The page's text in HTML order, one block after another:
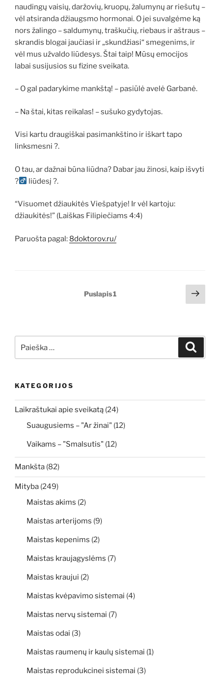
naudingų vaisių, daržovių, kruopų, žalumynų ar riešutų –
vėl atsiranda džiaugsmo hormonai. O jei suvalgėme ką
nors žalingo – saldumynų, traškučių, riebaus ir aštraus –
skrandis blogai jaučiasi ir „skundžiasi“ smegenims, ir
vėl mus užvaldo liūdesys. Štai taip! Mūsų emocijos
labai susijusios su fizine sveikata.
– O gal padarykime mankštą! – pasiūlė avelė Garbanė.
– Na štai, kitas reikalas! – sušuko gydytojas.
Visi kartu draugiškai pasimankštino ir iškart tapo
linksmesni ?.
O tau, ar dažnai būna liūdna? Dabar jau žinosi, kaip išvyti
?‍
liūdesį ?.
“Visuomet džiaukitės Viešpatyje! Ir vėl kartoju:
džiaukitės!” (Laiškas Filipiečiams 4:4)
Paruošta pagal: 8doktorov.ru/
Puslapis1
KATEGORIJOS
Laikraštukai apie sveikatą (24)
Suaugusiems – "Ar žinai" (12)
Vaikams – "Smalsutis" (12)
Mankšta (82)
Mityba (249)
Maistas akims (2)
Maistas arterijoms (9)
Maistas kepenims (2)
Maistas kraujagyslėms (7)
Maistas kraujui (2)
Maistas kvėpavimo sistemai (4)
Maistas nervų sistemai (7)
Maistas odai (3)
Maistas raumenų ir kaulų sistemai (1)
Maistas reprodukcinei sistemai (3)